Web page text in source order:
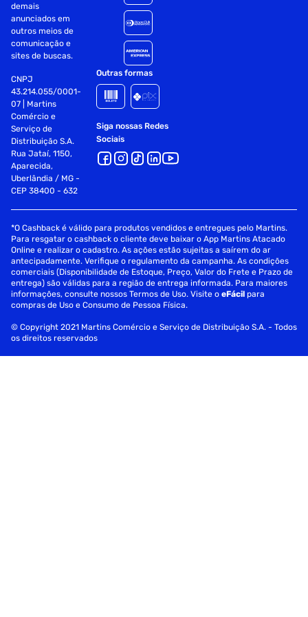
demais
anunciados em
outros meios de
comunicação e
sites de buscas.
CNPJ
43.214.055/0001-
07 | Martins
Comércio e
Serviço de
Distribuição S.A.
Rua Jataí, 1150,
Aparecida,
Uberlândia / MG -
CEP 38400 - 632
Outras formas
Siga nossas Redes
Sociais
*O Cashback é válido para produtos vendidos e entregues pelo Martins.
Para resgatar o cashback o cliente deve baixar o App Martins Atacado
Online e realizar o cadastro. As ações estão sujeitas a saírem do ar
antecipadamente. Verifique o regulamento da campanha. As condições
comerciais (Disponibilidade de Estoque, Preço, Valor do Frete e Prazo de
entrega) são válidas para a região de entrega informada. Para maiores
informações, consulte nossos Termos de Uso. Visite oeFácil para
compras de Uso e Consumo de Pessoa Física.
© Copyright 2021 Martins Comércio e Serviço de Distribuição S.A. - Todos
os direitos reservados